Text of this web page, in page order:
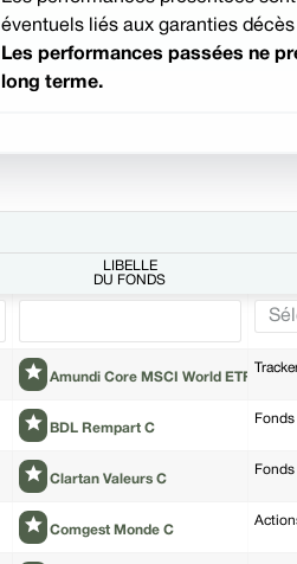
éventuels liés aux garanties
Les performances passées ne
long terme.
LIBELLÉ
DU FONDS
Amundi Core MSCI World ETF Acc
BDL Rempart C
Clartan Valeurs C
Comgest Monde C